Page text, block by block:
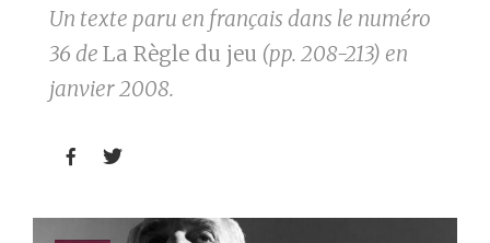
Un texte paru en français dans le numéro
36 de La Règle du jeu (pp. 208-213) en
janvier 2008.
 